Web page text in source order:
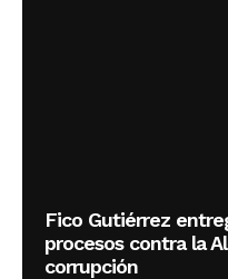
Fico Gutiérrez
procesos contra la
corrupción